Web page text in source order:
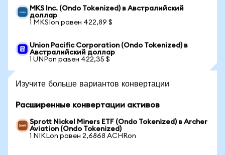
MKS Inc. (Ondo Tokenized) в Австралийский
доллар
1 MKSIon равен 422,89 $
Union Pacific Corporation (Ondo Tokenized) в
Австралийский доллар
1 UNPon равен 422,35 $
Изучите больше вариантов конвертации
Расширенные конвертации активов
Sprott Nickel Miners ETF (Ondo Tokenized) в Archer
Aviation (Ondo Tokenized)
1 NIKLon равен 2,6868 ACHRon